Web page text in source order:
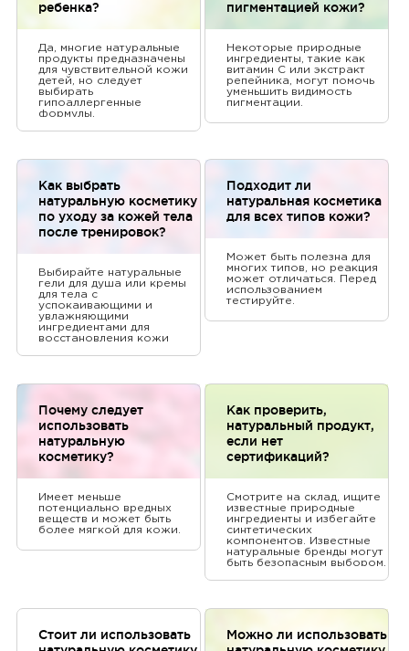
ребенка?
Да, многие натуральные
продукты предназначены
для чувствительной кожи
детей, но следует
выбирать
гипоаллергенные
формулы.
пигментацией кожи?
Некоторые природные
ингредиенты, такие как
витамин С или экстракт
репейника, могут помочь
уменьшить видимость
пигментации.
Как выбрать
натуральную косметику
по уходу за кожей тела
после тренировок?
Выбирайте натуральные
гели для душа или кремы
для тела с
успокаивающими и
увлажняющими
ингредиентами для
восстановления кожи
Подходит ли
натуральная косметика
для всех типов кожи?
Может быть полезна для
многих типов, но реакция
может отличаться. Перед
использованием
тестируйте.
Почему следует
использовать
натуральную
косметику?
Имеет меньше
потенциально вредных
веществ и может быть
более мягкой для кожи.
Как проверить,
натуральный продукт,
если нет
сертификаций?
Смотрите на склад, ищите
известные природные
ингредиенты и избегайте
синтетических
компонентов. Известные
натуральные бренды могут
быть безопасным выбором.
Стоит ли использовать
Можно ли использовать